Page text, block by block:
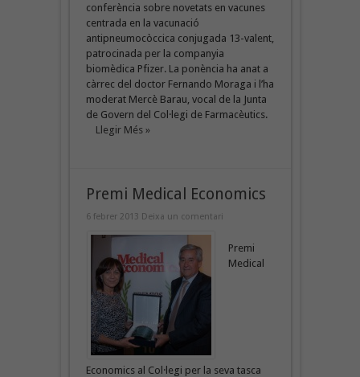
conferència sobre novetats en vacunes
centrada en la vacunació
antipneumocòccica conjugada 13-valent,
patrocinada per la companyia
biomèdica Pfizer. La ponència ha anat a
càrrec del doctor Fernando Moraga i l’ha
moderat Mercè Barau, vocal de la Junta
de Govern del Col·legi de Farmacèutics.
Llegir Més »
Premi Medical Economics
6 febrer 2013 Deixa un comentari
Premi
Medical
Economics al Col·legi per la seva tasca